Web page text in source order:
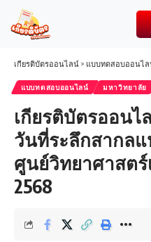
เกียรติบัตรออนไลน์ > แบบทดสอบออนไ
แบบทดสอบออนไลน์ มหาวิทยาลัย
เกียรติบัตรออน
วันที่ระลึกสากล
ศูนย์วิทยาศาสต
2568